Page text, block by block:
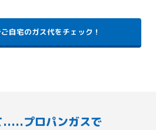
自宅のガス代をチェック！
.....プロパンガスで